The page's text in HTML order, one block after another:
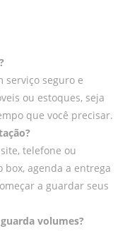
serviço seguro e
ou estoques, seja
que você precisar.
telefone ou
box, agenda a entrega
a guardar seus
volumes?